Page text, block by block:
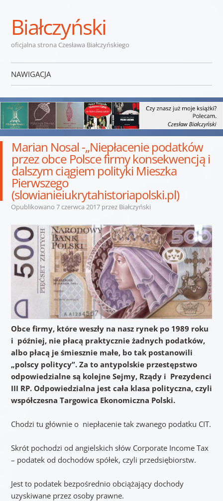
Białczyński
oficjalna strona Czesława Białczyńskiego
NAWIGACJA
Marian Nosal -„Niepłacenie podatków
przez obce Polsce firmy konsekwencją i
dalszym ciągiem polityki Mieszka
Pierwszego
(slowianieiukrytahistoriapolski.pl)
Opublikowano 7 czerwca 2017przez Białczyński
Obce firmy, które weszły na nasz rynek po 1989 roku
i później, nie płacą praktycznie żadnych podatków,
albo płacą je śmiesznie małe, bo tak postanowili
„polscy politycy”. Za to antypolskie przestępstwo
odpowiedzialne są kolejne Sejmy, Rządy i Prezydenci
III RP. Odpowiedzialna jest cała klasa polityczna, czyli
współczesna Targowica Ekonomiczna Polski.
Chodzi tu głównie o niepłacenie tak zwanego podatku CIT.
Skrót pochodzi od angielskich słów Corporate Income Tax
– podatek od dochodów spółek, czyli przedsiębiorstw.
Jest to podatek bezpośrednio obciążający dochody
uzyskiwane przez osoby prawne.